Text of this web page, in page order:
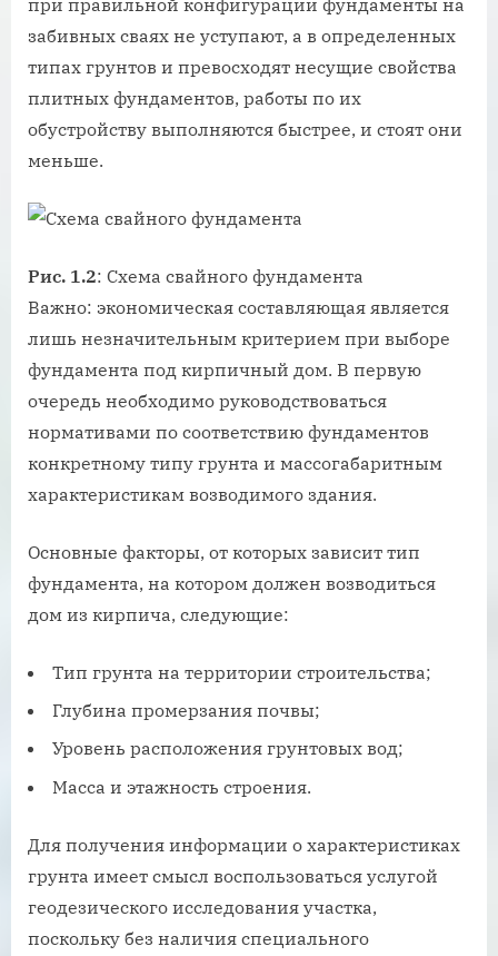
забивных сваях не уступают, а в определенных
типах грунтов и превосходят несущие свойства
плитных фундаментов, работы по их
обустройству выполняются быстрее, и стоят они
меньше.
Рис. 1.2: Схема свайного фундамента
Важно: экономическая составляющая является
лишь незначительным критерием при выборе
фундамента под кирпичный дом. В первую
очередь необходимо руководствоваться
нормативами по соответствию фундаментов
конкретному типу грунта и массогабаритным
характеристикам возводимого здания.
Основные факторы, от которых зависит тип
фундамента, на котором должен возводиться
дом из кирпича, следующие:
Тип грунта на территории строительства;
Глубина промерзания почвы;
Уровень расположения грунтовых вод;
Масса и этажность строения.
Для получения информации о характеристиках
грунта имеет смысл воспользоваться услугой
геодезического исследования участка,
поскольку без наличия специального